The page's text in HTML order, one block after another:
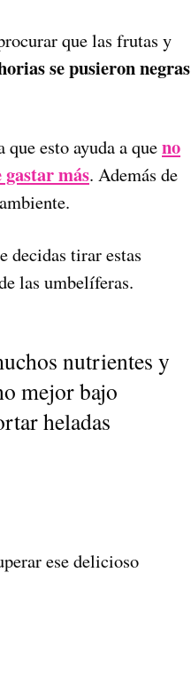
que las frutas y
se pusieron negras
esto ayuda a queno
más. Además de
decidas tirar estas
las umbelíferas.
nutrientes y
mejor bajo
heladas
ese delicioso